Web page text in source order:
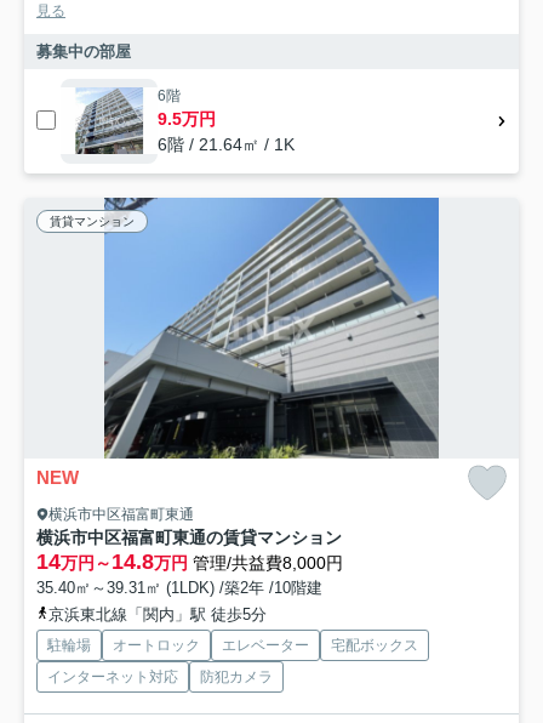
見る
募集中の部屋
6階
9.5万円
6階 / 21.64㎡ / 1K
賃貸マンション
NEW
横浜市中区福富町東通
横浜市中区福富町東通の賃貸マンション
14万円～14.8万円 管理/共益費8,000円
35.40㎡～39.31㎡ (1LDK) /築2年 /10階建
京浜東北線「関内」駅 徒歩5分
駐輪場 オートロック エレベーター
宅配ボックス
インターネット対応
防犯カメラ